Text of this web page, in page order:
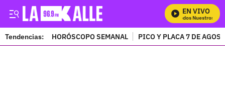
EN VIVO
Mira Todos Nuestros
Tendencias: HORÓSCOPO SEMANAL PICO Y PLACA 7 DE